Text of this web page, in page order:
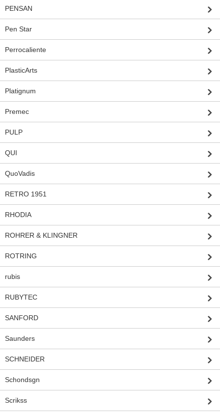
PENSAN
Pen Star
Perrocaliente
PlasticArts
Platignum
Premec
PULP
QUI
QuoVadis
RETRO 1951
RHODIA
ROHRER & KLINGNER
ROTRING
rubis
RUBYTEC
SANFORD
Saunders
SCHNEIDER
Schondsgn
Scrikss